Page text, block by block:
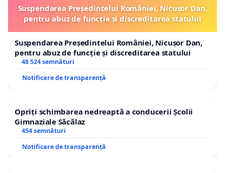
Suspendarea Președintelui României, Nicușor Dan,
pentru abuz de funcție și discreditarea statului
Suspendarea Președintelui României, Nicușor Dan,
pentru abuz de funcție și discreditarea statului
48 524 semnături
Notificare de transparență
Opriți schimbarea nedreaptă a conducerii Școlii
Gimnaziale Săcălaz
454 semnături
Notificare de transparență